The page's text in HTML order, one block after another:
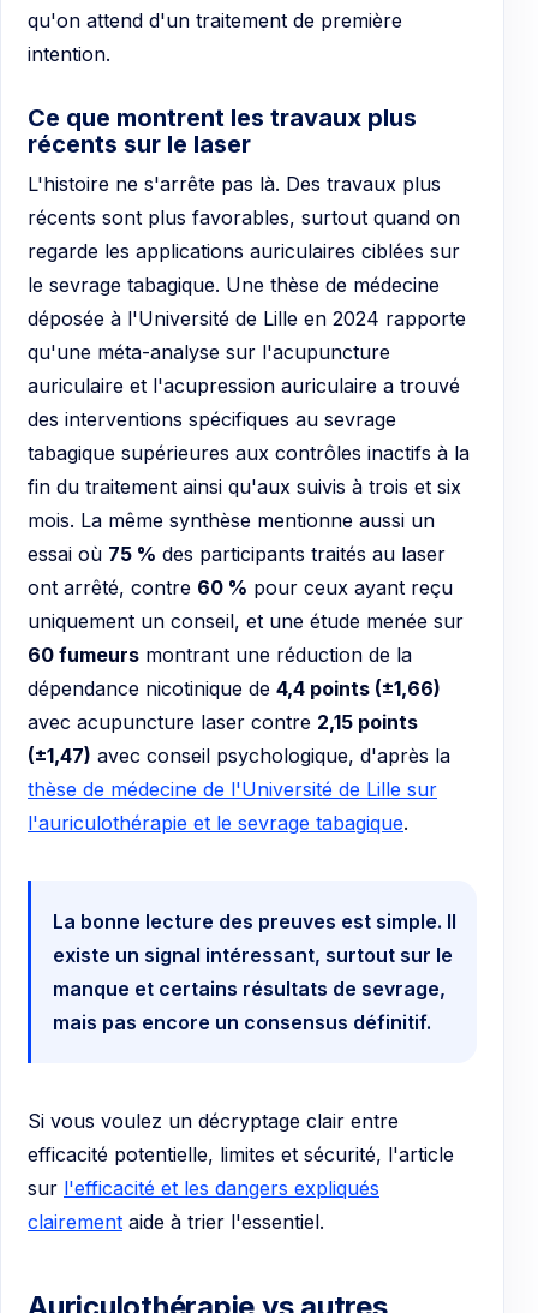
qu'on attend d'un traitement de première
intention.
Ce que montrent les travaux plus
récents sur le laser
L'histoire ne s'arrête pas là. Des travaux plus
récents sont plus favorables, surtout quand on
regarde les applications auriculaires ciblées sur
le sevrage tabagique. Une thèse de médecine
déposée à l'Université de Lille en 2024 rapporte
qu'une méta-analyse sur l'acupuncture
auriculaire et l'acupression auriculaire a trouvé
des interventions spécifiques au sevrage
tabagique supérieures aux contrôles inactifs à la
fin du traitement ainsi qu'aux suivis à trois et six
mois. La même synthèse mentionne aussi un
essai où 75 % des participants traités au laser
ont arrêté, contre 60 % pour ceux ayant reçu
uniquement un conseil, et une étude menée sur
60 fumeurs montrant une réduction de la
dépendance nicotinique de 4,4 points (±1,66)
avec acupuncture laser contre 2,15 points
(±1,47) avec conseil psychologique, d'après la
thèse de médecine de l'Université de Lille sur
l'auriculothérapie et le sevrage tabagique.
La bonne lecture des preuves est simple. Il
existe un signal intéressant, surtout sur le
manque et certains résultats de sevrage,
mais pas encore un consensus définitif.
Si vous voulez un décryptage clair entre
efficacité potentielle, limites et sécurité, l'article
sur l'efficacité et les dangers expliqués
clairement aide à trier l'essentiel.